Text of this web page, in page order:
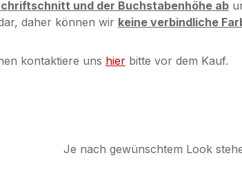
und der Buchstabenhöhe ab
daher können wir keine verbindliche
kontaktiere uns hier bitte vor dem Kauf.
Je nach gewünschtem Look